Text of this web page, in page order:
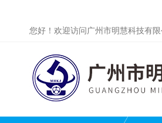
您好！欢迎访问广州市明慧科技有限